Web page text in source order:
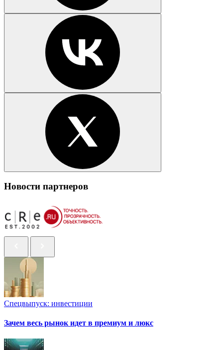
Новости партнеров
Спецвыпуск: инвестиции
Зачем весь рынок идет в премиум и люкс